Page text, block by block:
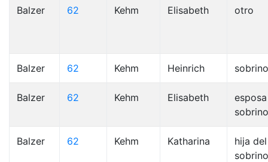
Balzer 62 Kehm Elisabeth otro
Balzer 62 Kehm Heinrich sobrino
Balzer 62 Kehm Elisabeth
sobrino
Balzer 62 Kehm Katharina
hija del